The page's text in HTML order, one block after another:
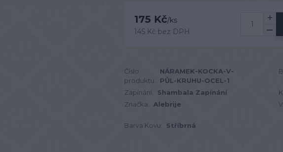
175 Kč/ks
145 Kč bez DPH
Číslo
produktu:
NÁRAMEK-KOCKA-V-
PŮL-KRUHU-OCEL-1
Zapínání: Shambala Zapínání
Značka:
Alebrije
Barva Kovu:
Stříbrná